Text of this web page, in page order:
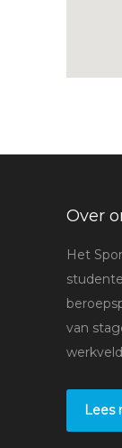
Over
Het
van
Lees